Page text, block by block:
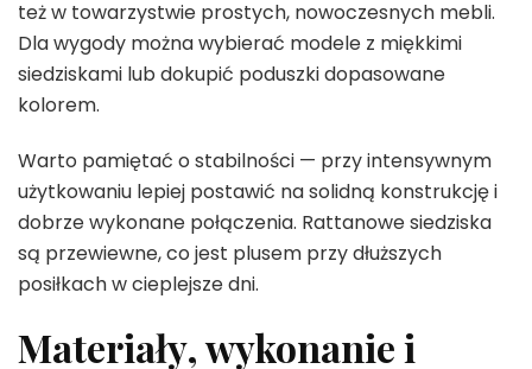
też w towarzystwie prostych, nowoczesnych mebli.
Dla wygody można wybierać modele z miękkimi
siedziskami lub dokupić poduszki dopasowane
kolorem.
Warto pamiętać o stabilności — przy intensywnym
użytkowaniu lepiej postawić na solidną konstrukcję i
dobrze wykonane połączenia. Rattanowe siedziska
są przewiewne, co jest plusem przy dłuższych
posiłkach w cieplejsze dni.
Materiały, wykonanie i